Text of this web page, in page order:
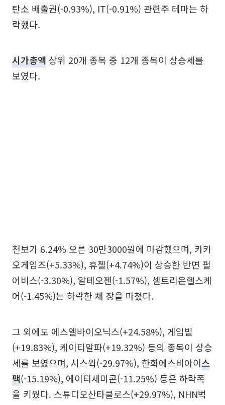
탄소 배출권(-0.93%), IT(-0.91%) 관련주 테마는 하
락했다.
시가총액 상위 20개 종목 중 12개 종목이 상승세를
보였다.
천보가 6.24% 오른 30만3000원에 마감했으며, 카카
오게임즈(+5.33%), 휴젤(+4.74%)이 상승한 반면 펄
어비스(-3.30%), 알테오젠(-1.57%), 셀트리온헬스케
어(-1.45%)는 하락한 채 장을 마쳤다.
그 외에도 에스엘바이오닉스(+24.58%), 게임빌
(+19.83%), 케이티알파(+19.32%) 등의 종목이 상승
세를 보였으며, 시스웍(-29.97%), 한화에스비아이스
팩(-15.19%), 에이티세미콘(-11.25%) 등은 하락폭
을 키웠다. 스튜디오산타클로스(+29.97%), NHN벅